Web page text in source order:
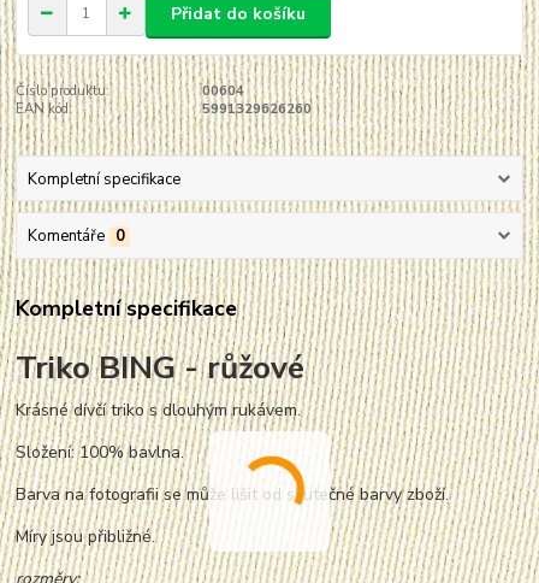
Přidat do košíku
Číslo produktu:
00604
EAN kód:
5991329626260
Kompletní specifikace
Komentáře 0
Kompletní specifikace
Triko BING - růžové
Krásné dívčí triko s dlouhým rukávem.
Složení: 100% bavlna.
Barva na fotografii se může lišit od skutečné barvy zboží.
Míry jsou přibližné.